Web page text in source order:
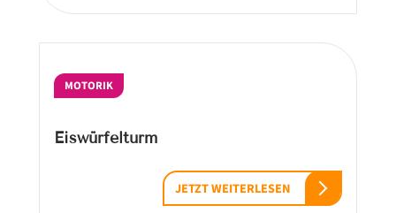
MOTORIK
Eiswürfelturm
JETZT WEITERLESEN